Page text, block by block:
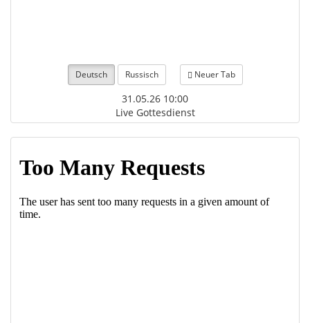
Deutsch Russisch Neuer Tab
31.05.26 10:00
Live Gottesdienst